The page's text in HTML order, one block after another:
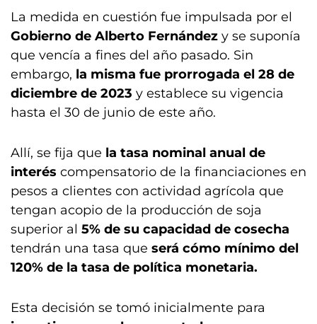
La medida en cuestión fue impulsada por el
Gobierno de Alberto Fernández y se suponía
que vencía a fines del año pasado. Sin
embargo, la misma fue prorrogada el 28 de
diciembre de 2023 y establece su vigencia
hasta el 30 de junio de este año.
Allí, se fija que la tasa nominal anual de
interés compensatorio de la financiaciones en
pesos a clientes con actividad agrícola que
tengan acopio de la producción de soja
superior al 5% de su capacidad de cosecha
tendrán una tasa que será cómo mínimo del
120% de la tasa de política monetaria.
Esta decisión se tomó inicialmente para